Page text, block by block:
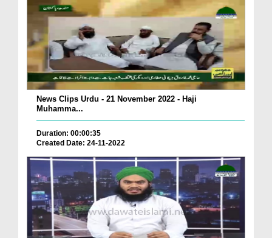
News Clips Urdu - 21 November 2022 - Haji
Muhamma...
Duration: 00:00:35
Created Date: 24-11-2022